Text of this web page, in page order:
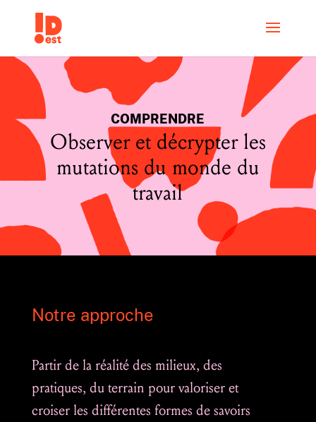
COMPRENDRE
Observer et décrypter les
mutations du monde du
travail
Notre approche
Partir de la réalité des milieux, des
pratiques, du terrain pour valoriser et
croiser les différentes formes de savoirs